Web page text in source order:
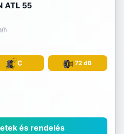
ATL 55
h
C 72 dB
és rendelés